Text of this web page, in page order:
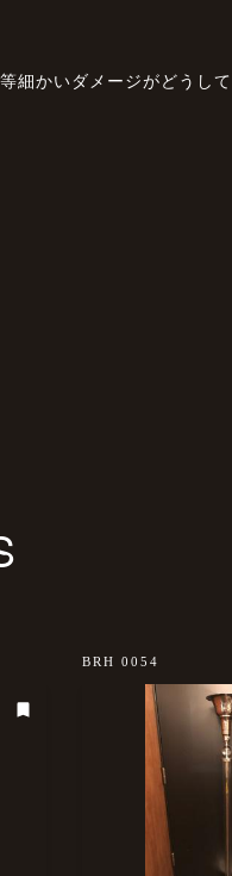
細かいダメージがどうし
BRH 0054